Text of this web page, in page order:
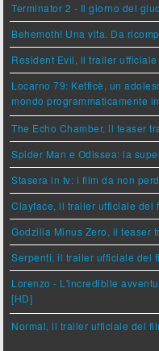
Terminator 2 - Il giorno del
Behemoth! Una vita. Da
Resident Evil, il trailer
Locarno 79: Ketticè, un
mondo programmaticamente
The Echo Chamber, il teaser
Spider Man e Odissea: la
Stasera in tv: i film da non
Clayface, il trailer ufficiale del
Godzilla Minus Zero, il teaser
Serpenti, il trailer ufficiale del
Lorenzo - L'incredibile
[HD]
Normal, il trailer ufficiale del